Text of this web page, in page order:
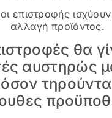
επιστροφής ισχύουν
αλλαγή προϊόντος.
θα
αυστηρώς